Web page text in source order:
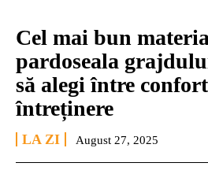
Cel mai bun
pardoseala
să alegi între
întreținere
LA ZI August 27, 2025